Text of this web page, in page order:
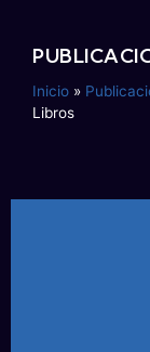
Inicio »
Libros